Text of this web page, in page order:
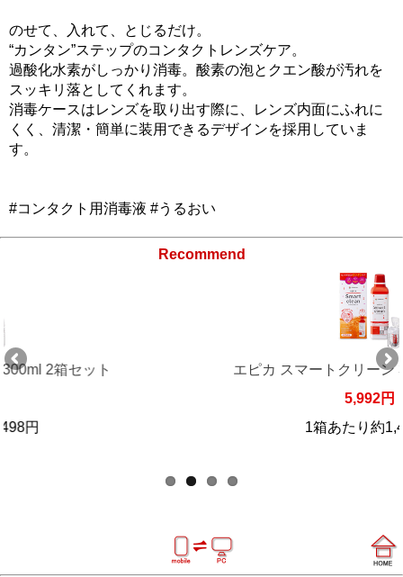
のせて、入れて、とじるだけ。
“カンタン”ステップのコンタクトレンズケア。
過酸化水素がしっかり消毒。酸素の泡とクエン酸が汚れを
スッキリ落としてくれます。
消毒ケースはレンズを取り出す際に、レンズ内面にふれに
くく、清潔・簡単に装用できるデザインを採用していま
す。
#コンタクト用消毒液 #うるおい
Recommend
エピカ スマートクリーン 300ml 4箱セッ
1箱あたり約1,498円